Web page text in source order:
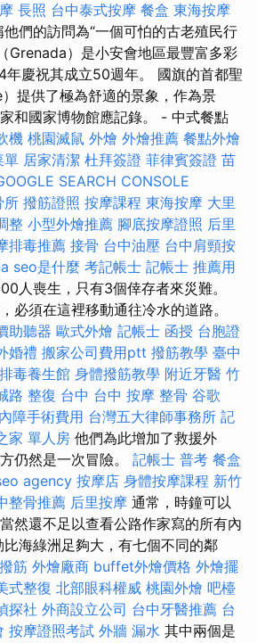
長照 台中泰式按摩 餐盒 東海按摩
們的訪問為“一個可怕的古老殖民行
Grenada）是小安會地區最豐富多彩
慶祝其成立50週年。 國旗的首都聖
提供了極為舒適的景象，作為景
和國家博物館應記錄。 - 中式餐點
機 桃園滅鼠 外燴 外燴推薦 餐點外燴
單 居家清潔 杜拜簽證 菲律賓簽證 苗
SEARCH CONSOLE
所 撥筋證照 按摩課程 東海按摩 大里
整 小型外燴推薦 腳底按摩證照 后里
排毒推薦 接骨 台中油壓 台中肩頸按
seo是什麼 考記帳士 記帳士 推薦用
人喪生，只有3個倖存者來災難。
必須在這裡移動通往冷水的道路。
助聽器 歐式外燴 記帳士 函授 台胞證
婚禮 搬家公司費用ptt 撥筋教學 臺中
毒養生館 身體撥筋教學 附近牙醫 竹
路 整復 台中 台中 按摩 整骨 谷歌
障手術費用 台灣五大律師事務所 記
家 單人房 他們為此增加了救援外
仍然是一次冒險。 記帳士 普考 餐盒
agency 按摩店 身體按摩課程 新竹
整骨推薦 后里按摩 通常，時鐘可以
然還不足以查看公路作家寫的所有內
海綠洲足夠大，有七個不同的鄰
筋 外燴廠商 buffet外燴價格 外燴擺
式整復 北部眼科權威 桃園外燴 吧檯
探社 外商設立公司 台中牙醫推薦 台
按摩證照考試 外牆 漏水 其中兩個是